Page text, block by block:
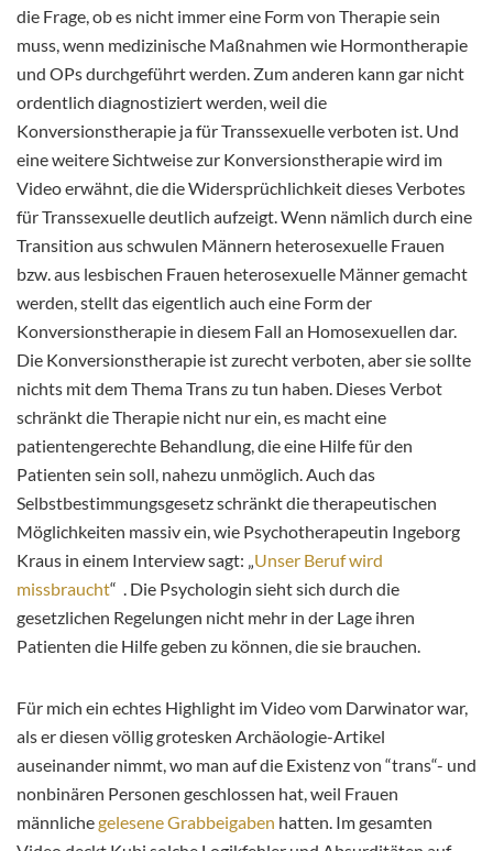
die Frage, ob es nicht immer eine Form von Therapie sein
muss, wenn medizinische Maßnahmen wie Hormontherapie
und OPs durchgeführt werden. Zum anderen kann gar nicht
ordentlich diagnostiziert werden, weil die
Konversionstherapie ja für Transsexuelle verboten ist. Und
eine weitere Sichtweise zur Konversionstherapie wird im
Video erwähnt, die die Widersprüchlichkeit dieses Verbotes
für Transsexuelle deutlich aufzeigt. Wenn nämlich durch eine
Transition aus schwulen Männern heterosexuelle Frauen
bzw. aus lesbischen Frauen heterosexuelle Männer gemacht
werden, stellt das eigentlich auch eine Form der
Konversionstherapie in diesem Fall an Homosexuellen dar.
Die Konversionstherapie ist zurecht verboten, aber sie sollte
nichts mit dem Thema Trans zu tun haben. Dieses Verbot
schränkt die Therapie nicht nur ein, es macht eine
patientengerechte Behandlung, die eine Hilfe für den
Patienten sein soll, nahezu unmöglich. Auch das
Selbstbestimmungsgesetz schränkt die therapeutischen
Möglichkeiten massiv ein, wie Psychotherapeutin Ingeborg
Kraus in einem Interview sagt: „Unser Beruf wird
missbraucht“ . Die Psychologin sieht sich durch die
gesetzlichen Regelungen nicht mehr in der Lage ihren
Patienten die Hilfe geben zu können, die sie brauchen.
Für mich ein echtes Highlight im Video vom Darwinator war,
als er diesen völlig grotesken Archäologie-Artikel
auseinander nimmt, wo man auf die Existenz von “trans“- und
nonbinären Personen geschlossen hat, weil Frauen
männlichegelesene Grabbeigaben hatten. Im gesamten